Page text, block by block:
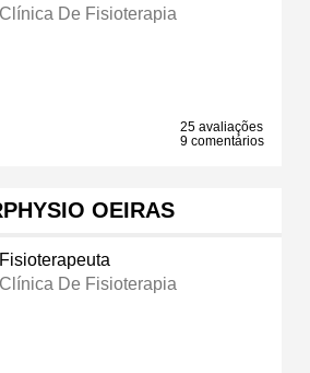
Clínica De Fisioterapia
25 avaliações
9 comentários
OEIRAS
Fisioterapeuta
Clínica De Fisioterapia